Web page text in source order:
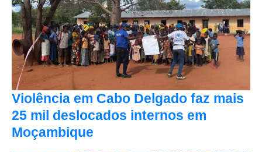
Violência em Cabo Delgado faz mais
25 mil deslocados internos em
Moçambique